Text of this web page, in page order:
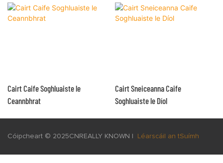
Cairt Caife Soghluaiste le
Ceannbhrat
Cairt Sneiceanna Caife
Soghluaiste le Díol
Cóipcheart © 2025CNREALLY KNOWN Léarscáil an tSuímh